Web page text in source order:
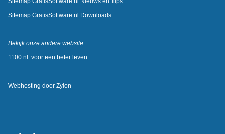
Sitemap GratisSoftware.nl Downloads
Bekijk onze andere website:
1100.nl: voor een beter leven
Webhosting door Zylon